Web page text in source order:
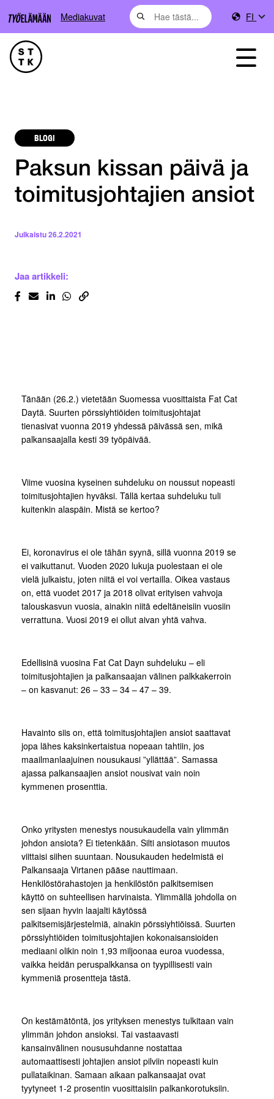
Mediakuvat FI
BLOGI
Paksun kissan päivä ja
toimitusjohtajien ansiot
Julkaistu26.2.2021
Jaa artikkeli:
Tänään (26.2.) vietetään Suomessa vuosittaista Fat Cat
Daytä. Suurten pörssiyhtiöiden toimitusjohtajat
tienasivat vuonna 2019 yhdessä päivässä sen, mikä
palkansaajalla kesti 39 työpäivää.
Viime vuosina kyseinen suhdeluku on noussut nopeasti
toimitusjohtajien hyväksi. Tällä kertaa suhdeluku tuli
kuitenkin alaspäin. Mistä se kertoo?
Ei, koronavirus ei ole tähän syynä, sillä vuonna 2019 se
ei vaikuttanut. Vuoden 2020 lukuja puolestaan ei ole
vielä julkaistu, joten niitä ei voi vertailla. Oikea vastaus
on, että vuodet 2017 ja 2018 olivat erityisen vahvoja
talouskasvun vuosia, ainakin niitä edeltäneisiin vuosiin
verrattuna. Vuosi 2019 ei ollut aivan yhtä vahva.
Edellisinä vuosina Fat Cat Dayn suhdeluku – eli
toimitusjohtajien ja palkansaajan välinen palkkakerroin
– on kasvanut: 26 – 33 – 34 – 47 – 39.
Havainto siis on, että toimitusjohtajien ansiot saattavat
jopa lähes kaksinkertaistua nopeaan tahtiin, jos
maailmanlaajuinen nousukausi ”yllättää”. Samassa
ajassa palkansaajien ansiot nousivat vain noin
kymmenen prosenttia.
Onko yritysten menestys nousukaudella vain ylimmän
johdon ansiota? Ei tietenkään. Silti ansiotason muutos
viittaisi siihen suuntaan. Nousukauden hedelmistä ei
Palkansaaja Virtanen pääse nauttimaan.
Henkilöstörahastojen ja henkilöstön palkitsemisen
käyttö on suhteellisen harvinaista. Ylimmällä johdolla on
sen sijaan hyvin laajalti käytössä
palkitsemisjärjestelmiä, ainakin pörssiyhtiöissä. Suurten
pörssiyhtiöiden toimitusjohtajien kokonaisansioiden
mediaani olikin noin 1,93 miljoonaa euroa vuodessa,
vaikka heidän peruspalkkansa on tyypillisesti vain
kymmeniä prosentteja tästä.
On kestämätöntä, jos yrityksen menestys tulkitaan vain
ylimmän johdon ansioksi. Tai vastaavasti
kansainvälinen noususuhdanne nostattaa
automaattisesti johtajien ansiot pilviin nopeasti kuin
pullataikinan. Samaan aikaan palkansaajat ovat
tyytyneet 1-2 prosentin vuosittaisiin palkankorotuksiin.